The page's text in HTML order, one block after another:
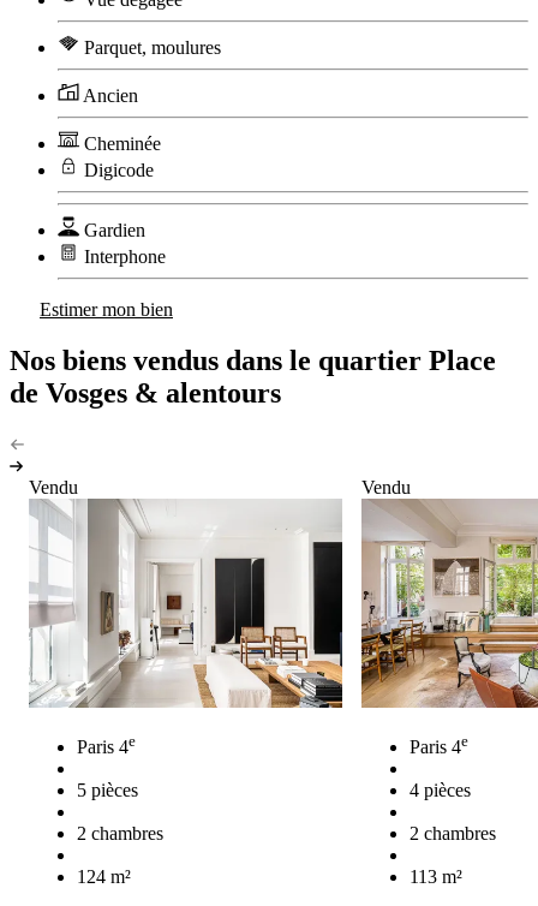
Parquet, moulures
Ancien
Cheminée
Digicode
Gardien
Interphone
Estimer mon bien
Nos biens vendus dans le quartier Place
de Vosges & alentours
Vendu
Paris 4e
5 pièces
2 chambres
124 m²
Vendu
Paris 4e
4 pièces
2 chambres
113 m²